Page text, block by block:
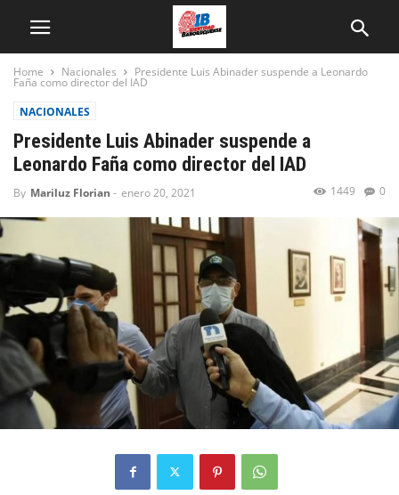
Home Nacionales Presidente Luis Abinader suspende a Leonardo
Faña como director del IAD
NACIONALES
Presidente Luis Abinader suspende a
Leonardo Faña como director del IAD
By Mariluz Florian - enero 20, 2021 0
1449